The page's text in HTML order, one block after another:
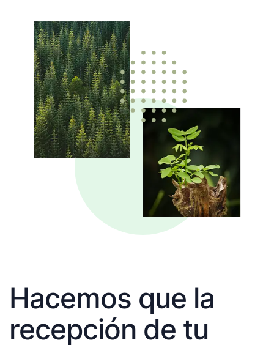
Hacemos que la
recepción de tu